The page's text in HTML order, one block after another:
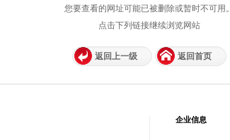
您要查看的网址可能已被删除或暂时不可用。
点击下列链接继续浏览网站
返回上一级 返回首页
企业信息